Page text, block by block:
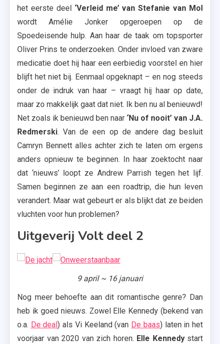
het eerste deel ‘Verleid me’ van Stefanie van Mol
wordt Amélie Jonker opgeroepen op de
Spoedeisende hulp. Aan haar de taak om topsporter
Oliver Prins te onderzoeken. Onder invloed van zware
medicatie doet hij haar een eerbiedig voorstel en hier
blijft het niet bij. Eenmaal opgeknapt – en nog steeds
onder de indruk van haar – vraagt hij haar op date,
maar zo makkelijk gaat dat niet. Ik ben nu al benieuwd!
Net zoals ik benieuwd ben naar ‘Nu of nooit’ van J.A.
Redmerski. Van de een op de andere dag besluit
Camryn Bennett alles achter zich te laten om ergens
anders opnieuw te beginnen. In haar zoektocht naar
dat ‘nieuws’ loopt ze Andrew Parrish tegen het lijf.
Samen beginnen ze aan een roadtrip, die hun leven
verandert. Maar wat gebeurt er als blijkt dat ze beiden
vluchten voor hun problemen?
Uitgeverij Volt deel 2
9 april ~ 16 januari
Nog meer behoefte aan dit romantische genre? Dan
heb ik goed nieuws. Zowel Elle Kennedy (bekend van
o.a. De deal) als Vi Keeland (van De baas) laten in het
voorjaar van 2020 van zich horen. Elle Kennedystart